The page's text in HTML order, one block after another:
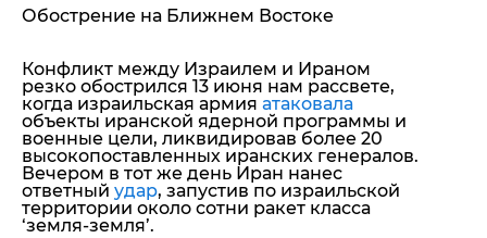
Обострение на Ближнем Востоке
Конфликт между Израилем и Ираном
резко обострился 13 июня нам рассвете,
когда израильская армия атаковала
объекты иранской ядерной программы и
военные цели, ликвидировав более 20
высокопоставленных иранских генералов.
Вечером в тот же день Иран нанес
ответный удар, запустив по израильской
территории около сотни ракет класса
‘земля-земля’.